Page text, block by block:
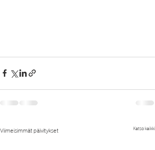
Viimeisimmät päivitykset Katso kaikki